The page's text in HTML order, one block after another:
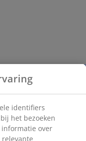
identifiers
het bezoeken
informatie over